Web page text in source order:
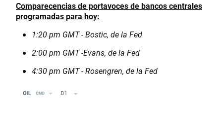
Comparecencias de portavoces de bancos centrales
programadas para hoy:
1:20 pm GMT - Bostic, de la Fed
2:00 pm GMT -Evans, de la Fed
4:30 pm GMT - Rosengren, de la Fed